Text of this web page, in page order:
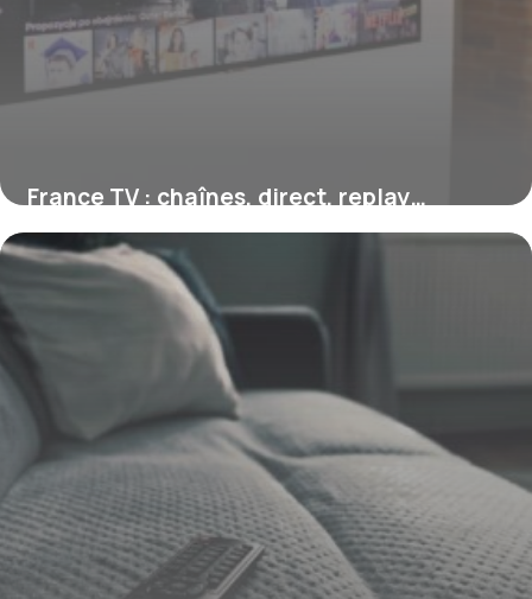
France TV : chaînes, direct, replay…
comment marche france.tv
1 août 2026